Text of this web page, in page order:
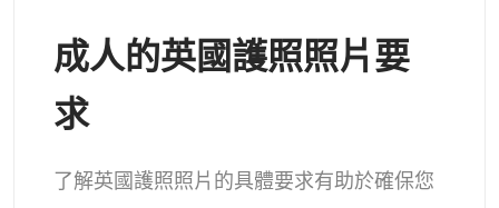
AI寶貝
AI濾鏡
爆頭生成器專業版
成人的英國護照照片要
求
了解英國護照照片的具體要求有助於確保您